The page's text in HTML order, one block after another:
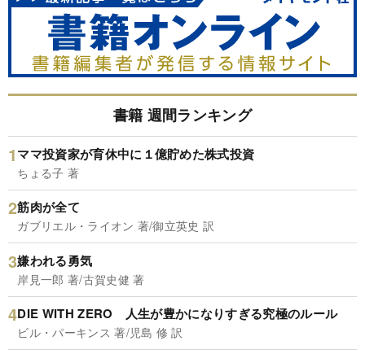
書籍 週間ランキング
ママ投資家が育休中に１億貯めた株式投資
ちょる子 著
筋肉が全て
ガブリエル・ライオン 著/御立英史 訳
嫌われる勇気
岸見一郎 著/古賀史健 著
DIE WITH ZERO 人生が豊かになりすぎる究極のルール
ビル・パーキンス 著/児島 修 訳